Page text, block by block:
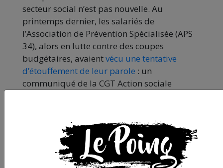
secteur social n’est pas nouvelle. Au
printemps dernier, les salariés de
l’Association de Prévention Spécialisée (APS
34), alors en lutte contre des coupes
budgétaires, avaientvécu une tentative
d’étouffement de leur parole : un
communiqué de la CGT Action sociale
indiquant que
“tout contact avec la presse
nécessite l’autorisation du Président (…) Sans
autorisation, le salarié commet une faute
professionnelle”. “Cela traduit une violence